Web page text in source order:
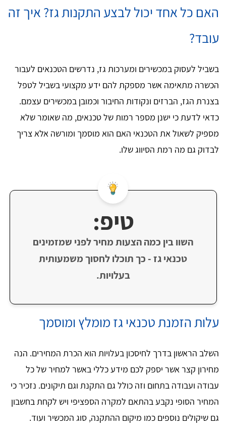
האם כל אחד יכול לבצע התקנות גז? איך זה
עובד?
בשביל לעסוק במכשירים ומערכות גז, נדרשים הטכנאים לעבור
הכשרה מתאימה אשר מספקת להם ידע מקצועי בשביל לטפל
בצנרת הגז, הברזים ונקודות החיבור וכמובן במכשירים עצמם.
כדאי לדעת כי ישנן מספר רמות של טכנאים, מה שאומר שלא
מספיק לשאול את הטכנאי האם הוא מוסמך ומורשה אלא צריך
לבדוק גם מה רמת הסיווג שלו.
טיפ:
השוו בין כמה הצעות מחיר לפני שמזמינים
טכנאי גז - כך תוכלו לחסוך משמעותית
בעלויות.
עלות הזמנת טכנאי גז מומלץ ומוסמך
השלב הראשון בדרך לחיסכון בעלויות הוא הכרת המחירים. הנה
מחירון קצר אשר יספק לכם מידע כללי באשר למחיר של כל
עבודה ועבודה בתחום וזה כולל גם התקנת וגם תיקונים. נזכיר כי
המחיר הסופי נקבע בהתאם למקרה הספציפי ויש לקחת בחשבון
גם שיקולים נוספים כמו מיקום ההתקנה, סוג המכשיר ועוד.